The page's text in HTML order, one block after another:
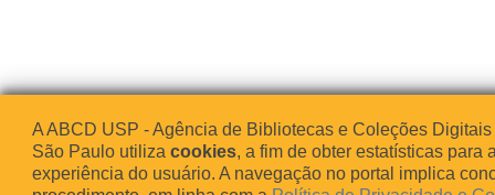
A ABCD USP - Agência de Bibliotecas e Coleções
São Paulo utiliza cookies, a fim de obter estatísticas para
experiência do usuário. A navegação no portal implica